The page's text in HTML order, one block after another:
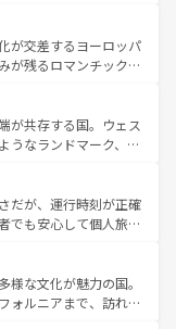
なるスペインはその個
魅了する。 なお、新着のスペイン情報は コ
麗な宮殿、歴史的な大
自然が、訪れる者を心
食の国としても知ら
ス、プロヴァンスの
楽しみ方が可能だ。さ
れており、どの街角に
く異なる文化を体験で
ンス情報はコンテンツ一覧
が交差するヨーロッパ
が残るロマンチック街
きることがない。ベ
のアルプスの絶景、そ
た風景は必見。ビール
お、新着の
してほしい。
が共存する国。ウェス
うなランドマーク、歴
、優雅なアフタヌーン
英国パブ、サッカー観
も豊富。イギリスを旅
だが、運行時刻が正確
でも安心して個人旅行
らではのユニークな
なく町歩きも満喫する
め物価も高いが、旅行
様な文化が魅力の国。
ォルニアまで、訪れる